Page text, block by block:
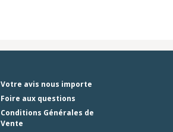
Votre avis nous importe
Foire aux questions
Conditions Générales de
Vente